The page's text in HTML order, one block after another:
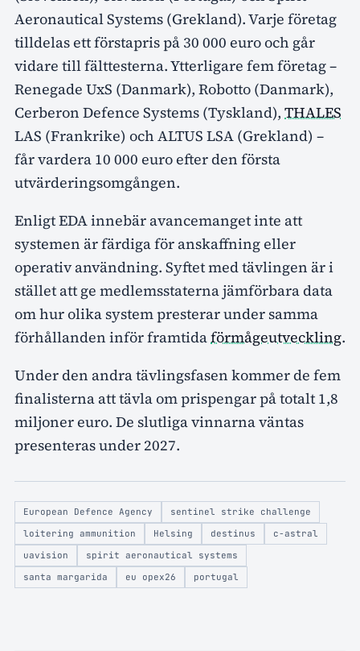
Aeronautical Systems (Grekland). Varje företag
tilldelas ett förstapris på 30 000 euro och går
vidare till fälttesterna. Ytterligare fem företag –
Renegade UxS (Danmark), Robotto (Danmark),
Cerberon Defence Systems (Tyskland), THALES
LAS (Frankrike) och ALTUS LSA (Grekland) –
får vardera 10 000 euro efter den första
utvärderingsomgången.
Enligt EDA innebär avancemanget inte att
systemen är färdiga för anskaffning eller
operativ användning. Syftet med tävlingen är i
stället att ge medlemsstaterna jämförbara data
om hur olika system presterar under samma
förhållanden inför framtidaförmågeutveckling.
Under den andra tävlingsfasen kommer de fem
finalisterna att tävla om prispengar på totalt 1,8
miljoner euro. De slutliga vinnarna väntas
presenteras under 2027.
European Defence Agency
sentinel strike challenge
loitering ammunition
Helsing destinus
c-astral
uavision
spirit aeronautical systems
santa margarida
eu opex26 portugal